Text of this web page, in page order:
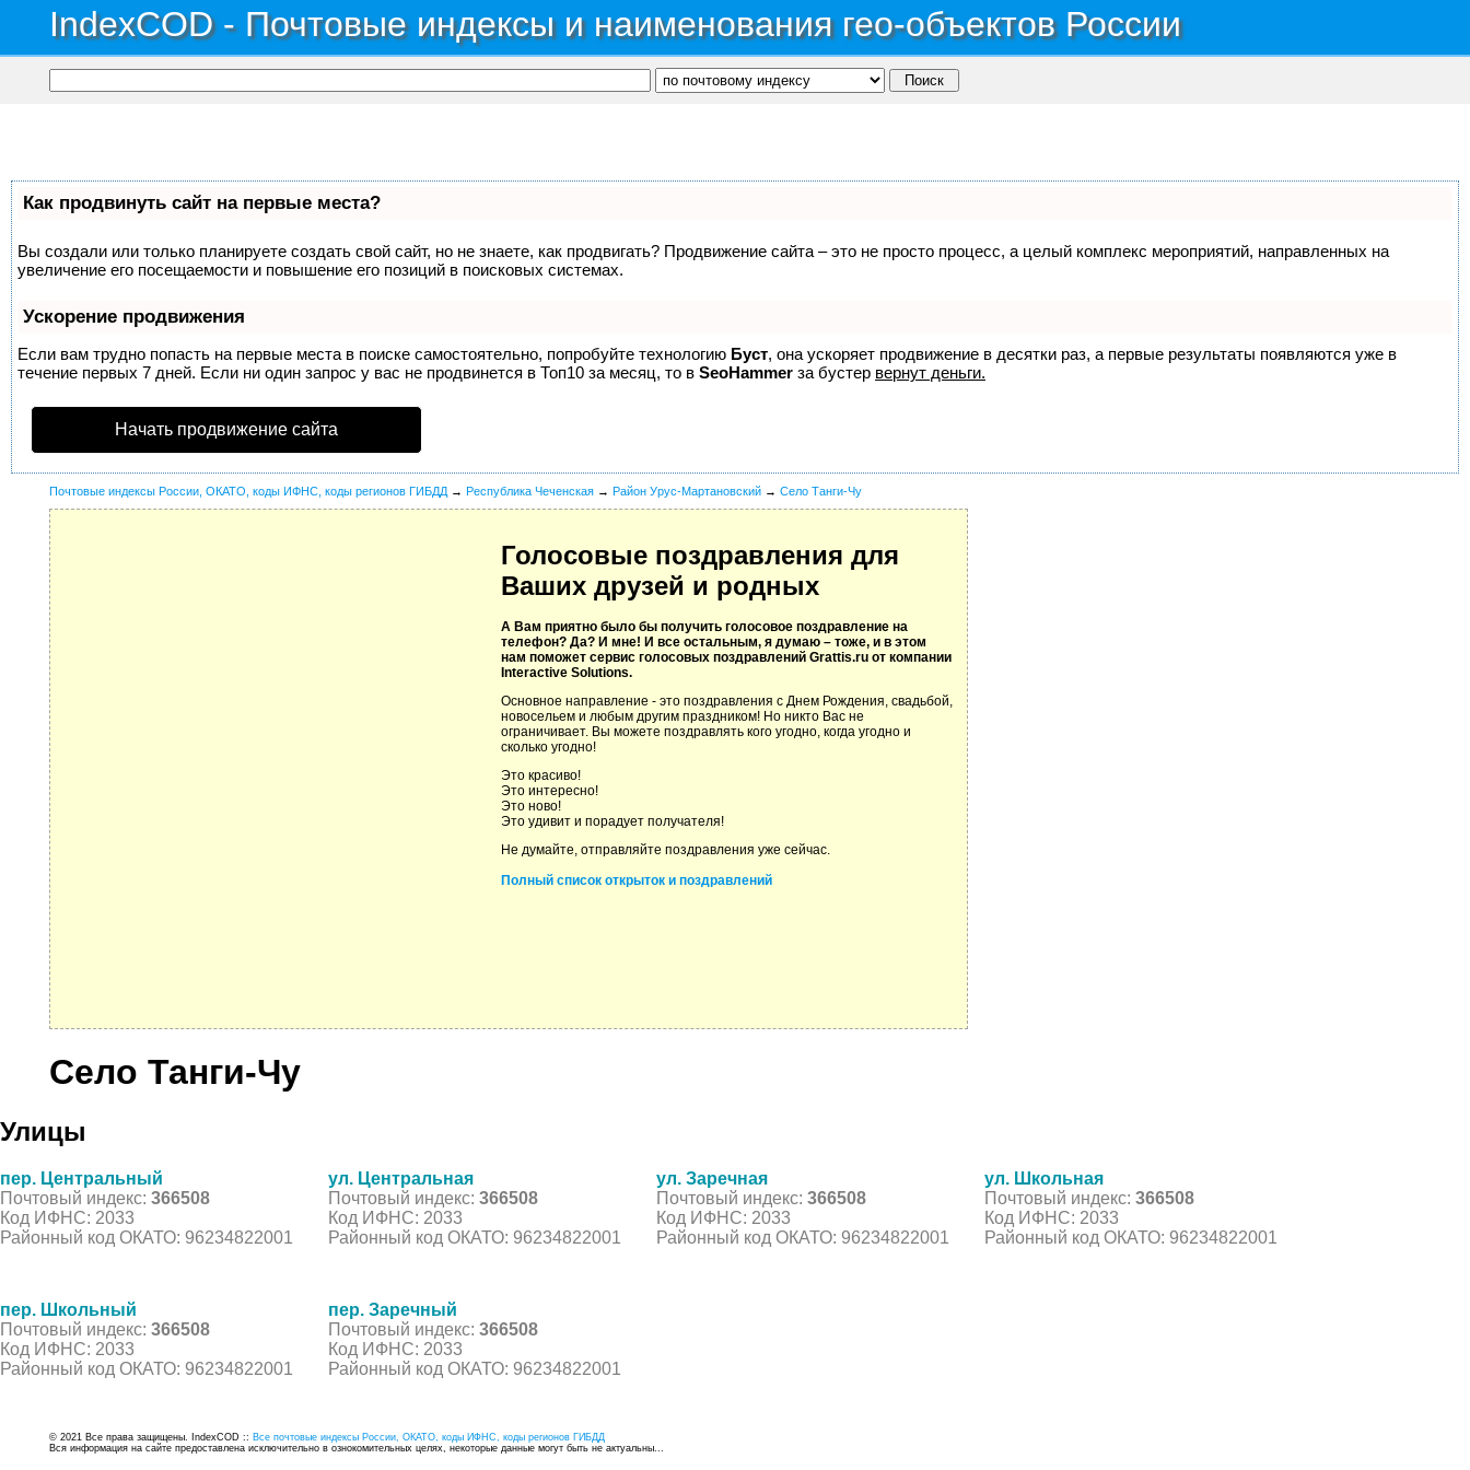
IndexCOD - Почтовые индексы и наименования гео-объектов России
Как продвинуть сайт на первые места?
Вы создали или только планируете создать свой сайт, но не знаете, как продвигать? Продвижение сайта – это не просто процесс, а целый комплекс мероприятий, направленных на
увеличение его посещаемости и повышение его позиций в поисковых системах.
Ускорение продвижения
Если вам трудно попасть на первые места в поиске самостоятельно, попробуйте технологию Буст, она ускоряет продвижение в десятки раз, а первые результаты появляются уже в
течение первых 7 дней. Если ни один запрос у вас не продвинется в Топ10 за месяц, то в SeoHammer за бустер вернут деньги.
Начать продвижение сайта
Почтовые индексы России, ОКАТО, коды ИФНС, коды регионов ГИБДД → Республика Чеченская → Район Урус-Мартановский → Село Танги-Чу
Голосовые поздравления для
Ваших друзей и родных
А Вам приятно было бы получить голосовое поздравление на
телефон? Да? И мне! И все остальным, я думаю – тоже, и в этом
нам поможет сервис голосовых поздравлений Grattis.ru от компании
Interactive Solutions.
Основное направление - это поздравления с Днем Рождения, свадьбой,
новосельем и любым другим праздником! Но никто Вас не
ограничивает. Вы можете поздравлять кого угодно, когда угодно и
сколько угодно!
Это красиво!
Это интересно!
Это ново!
Это удивит и порадует получателя!
Не думайте, отправляйте поздравления уже сейчас.
Полный список открыток и поздравлений
Село Танги-Чу
Улицы
пер. Центральный
Почтовый индекс: 366508
Код ИФНС: 2033
Районный код ОКАТО: 96234822001
ул. Центральная
Почтовый индекс: 366508
Код ИФНС: 2033
Районный код ОКАТО: 96234822001
ул. Заречная
Почтовый индекс: 366508
Код ИФНС: 2033
Районный код ОКАТО: 96234822001
ул. Школьная
Почтовый индекс: 366508
Код ИФНС: 2033
Районный код ОКАТО: 96234822001
пер. Школьный
Почтовый индекс: 366508
Код ИФНС: 2033
Районный код ОКАТО: 96234822001
пер. Заречный
Почтовый индекс: 366508
Код ИФНС: 2033
Районный код ОКАТО: 96234822001
© 2021 Все права защищены. IndexCOD :: Все почтовые индексы России, ОКАТО, коды ИФНС, коды регионов ГИБДД
Вся информация на сайте предоставлена исключительно в ознокомительных целях, некоторые данные могут быть не актуальны...